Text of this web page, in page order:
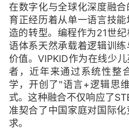
在数字化与全球化深度融
育正经历着从单一语言技
造的转型。编程作为21世
语体系天然承载着逻辑训
价值。VIPKID作为在线少
者，近年来通过系统性整
学，开创了"语言+逻辑思
式。这种融合不仅响应了
准契合了中国家庭对国际
求。